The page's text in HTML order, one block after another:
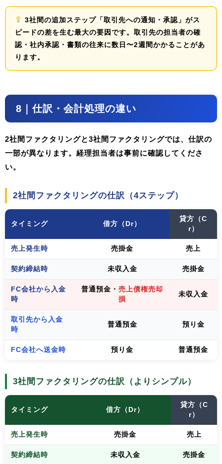
3社間の追加ステップ「取引先への通知・承認」がス
ピードの差を生む最大の要因です。取引先の担当者の確
認・社内承認・書類の往来に数日〜2週間かかることがあ
ります。
8｜仕訳・会計処理の違い
2社間ファクタリングと3社間ファクタリングでは、仕訳の
一部が異なります。経理担当者は事前に確認してくださ
い。
2社間ファクタリングの仕訳（4ステップ）
タイミング 借方（Dr）
貸方（C
r）
売上発生時 売掛金 売上
契約締結時 未収入金 売掛金
FC会社から入金
時
普通預金・ 売上債権売却
損
未収入金
取引先から入金
時
普通預金 預り金
FC会社へ送金時 預り金 普通預金
3社間ファクタリングの仕訳（よりシンプル）
タイミング 借方（Dr）
貸方（C
r）
売上発生時 売掛金 売上
契約締結時 未収入金 売掛金